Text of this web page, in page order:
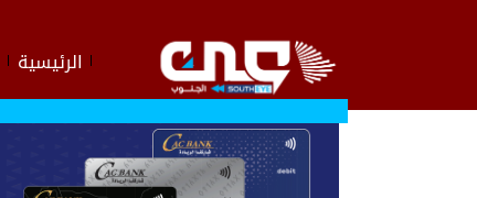
الرئيسية